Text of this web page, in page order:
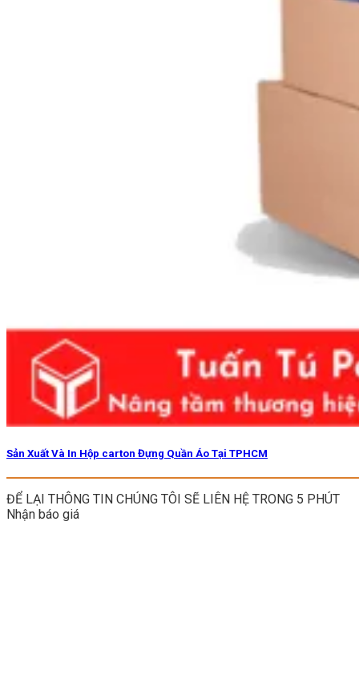
Sản Xuất Và In Hộp carton Đựng Quần Áo Tại TPHCM
ĐỂ LẠI THÔNG TIN CHÚNG TÔI SẼ LIÊN HỆ TRONG 5 PHÚT
Nhận báo giá